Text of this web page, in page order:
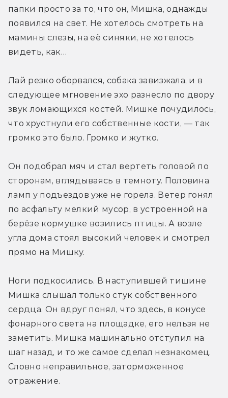
папки просто за то, что он, Мишка, однажды
появился на свет. Не хотелось смотреть на
мамины слезы, на её синяки, не хотелось
видеть, как…
Лай резко оборвался, собака завизжала, и в
следующее мгновение эхо разнесло по двору
звук ломающихся костей. Мишке почудилось,
что хрустнули его собственные кости, — так
громко это было. Громко и жутко.
Он подобрал мяч и стал вертеть головой по
сторонам, вглядываясь в темноту. Половина
ламп у подъездов уже не горела. Ветер гонял
по асфальту мелкий мусор, в устроенной на
берёзе кормушке возились птицы. А возле
угла дома стоял высокий человек и смотрел
прямо на Мишку.
Ноги подкосились. В наступившей тишине
Мишка слышал только стук собственного
сердца. Он вдруг понял, что здесь, в конусе
фонарного света на площадке, его нельзя не
заметить. Мишка машинально отступил на
шаг назад, и то же самое сделал незнакомец.
Словно неправильное, заторможенное
отражение.